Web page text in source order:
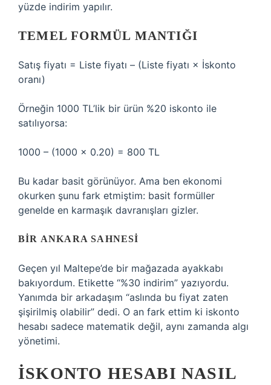
yüzde indirim yapılır.
TEMEL FORMÜL MANTIĞI
Satış fiyatı = Liste fiyatı – (Liste fiyatı × İskonto
oranı)
Örneğin 1000 TL’lik bir ürün %20 iskonto ile
satılıyorsa:
1000 – (1000 × 0.20) = 800 TL
Bu kadar basit görünüyor. Ama ben ekonomi
okurken şunu fark etmiştim: basit formüller
genelde en karmaşık davranışları gizler.
BIR ANKARA SAHNESI
Geçen yıl Maltepe’de bir mağazada ayakkabı
bakıyordum. Etikette “%30 indirim” yazıyordu.
Yanımda bir arkadaşım “aslında bu fiyat zaten
şişirilmiş olabilir” dedi. O an fark ettim ki iskonto
hesabı sadece matematik değil, aynı zamanda algı
yönetimi.
İSKONTO HESABI NASIL